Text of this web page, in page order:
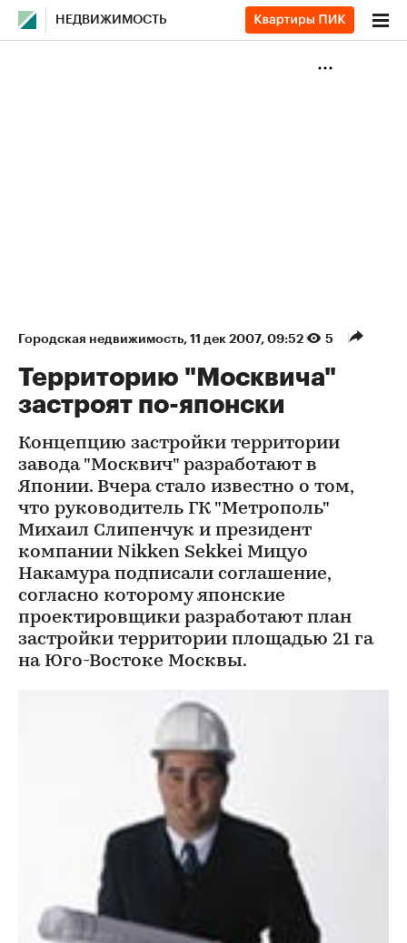
НЕДВИЖИМОСТЬ
Городская недвижимость⁠, 11 дек 2007, 09:52 5
Территорию "Москвича"
застроят по-японски
Концепцию застройки территории
завода "Москвич" разработают в
Японии. Вчера стало известно о том,
что руководитель ГК "Метрополь"
Михаил Слипенчук и президент
компании Nikken Sekkei Мицуо
Накамура подписали соглашение,
согласно которому японские
проектировщики разработают план
застройки территории площадью 21 га
на Юго-Востоке Москвы.